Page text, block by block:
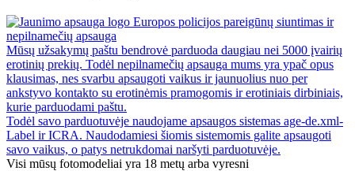
Europos policijos pareigūnų siuntimas ir
nepilnamečių apsauga
Mūsų užsakymų paštu bendrovė parduoda daugiau nei 5000 įvairių
erotinių prekių. Todėl nepilnamečių apsauga mums yra ypač opus
klausimas, nes svarbu apsaugoti vaikus ir jaunuolius nuo per
ankstyvo kontakto su erotinėmis pramogomis ir erotiniais dirbiniais,
kurie parduodami paštu.
Todėl savo parduotuvėje naudojame apsaugos sistemas age-de.xml-
Label ir ICRA. Naudodamiesi šiomis sistemomis galite apsaugoti
savo vaikus, o patys netrukdomai naršyti parduotuvėje.
Visi mūsų fotomodeliai yra 18 metų arba vyresni